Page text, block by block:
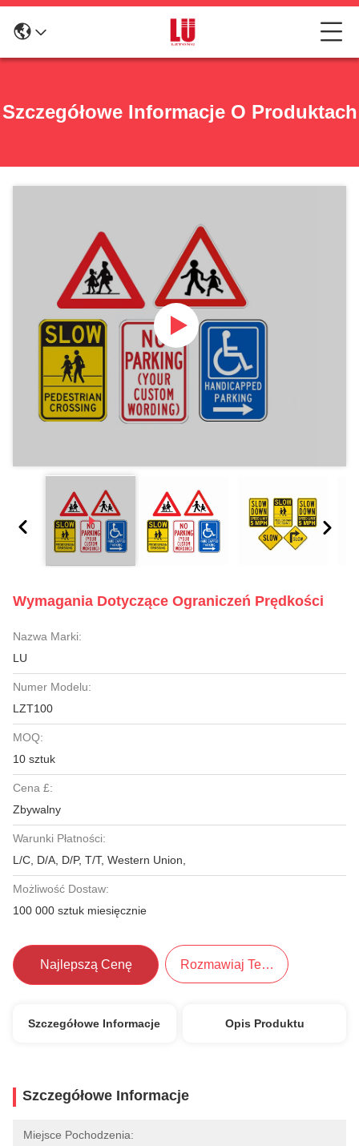
Szczegółowe Informacje O Produktach
Wymagania Dotyczące Ograniczeń Prędkości
Nazwa Marki:
LU
Numer Modelu:
LZT100
MOQ:
10 sztuk
Cena £:
Zbywalny
Warunki Płatności:
L/C, D/A, D/P, T/T, Western Union,
Możliwość Dostaw:
100 000 sztuk miesięcznie
Najlepszą Cenę Rozmawiaj Teraz.
Szczegółowe Informacje Opis Produktu
Szczegółowe Informacje
Miejsce Pochodzenia: